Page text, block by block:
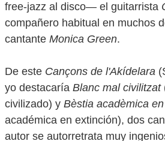
free-jazz al disco— el guitarrista
compañero habitual en muchos
cantante Monica Green.
De este Cançons de l'Akídelara
yo destacaría Blanc mal civilitzat
civilizado) y Bèstia acadèmica
académica en extinción), dos
autor se autorretrata muy